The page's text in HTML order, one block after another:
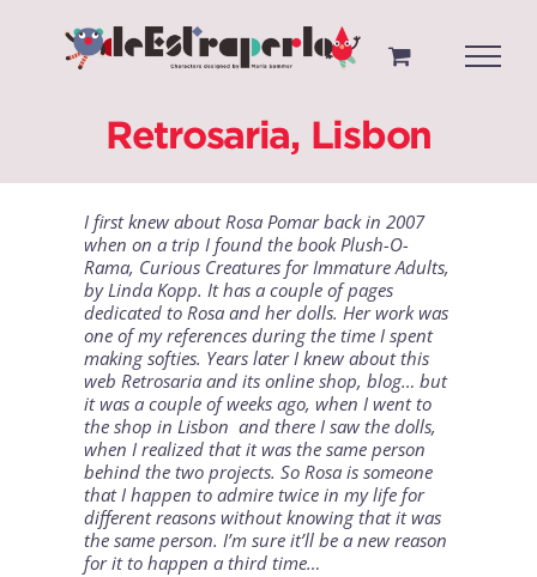
contenido
Retrosaria, Lisbon
I first knew aboutRosa Pomarback in 2007
when on a trip I found the bookPlush-O-
Rama, Curious Creatures for Immature Adults,
by Linda Kopp. It has a couple of pages
dedicated to Rosa and her dolls. Her work was
one of my references during the time I spent
making softies. Years later I knew about this
webRetrosariaand its online shop, blog… but
it was a couple of weeks ago, when I went to
the shop inLisbon and there I saw the dolls,
when I realized that it was the same person
behind the two projects. So Rosa is someone
that I happen to admire twice in my life for
different reasons without knowing that it was
the same person. I’m sure it’ll be a new reason
for it to happen a third time…